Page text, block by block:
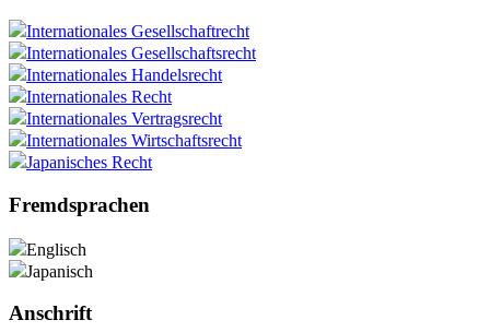
Internationales Gesellschaftrecht
Internationales Gesellschaftsrecht
Internationales Handelsrecht
Internationales Recht
Internationales Vertragsrecht
Internationales Wirtschaftsrecht
Japanisches Recht
Fremdsprachen
Englisch
Japanisch
Anschrift